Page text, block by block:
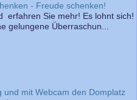
- Freude schenken!
erfahren Sie mehr! Es lohnt sich!
gelungene Überraschun...
mit Webcam den Domplatz